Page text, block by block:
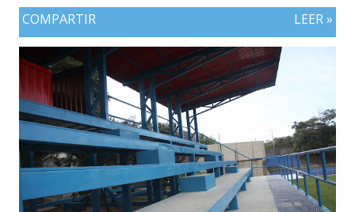
especialmente futbolera para los aficionados
guatemaltecos. Antigua GFC llega al partido como el
equipo más regular del torneo tras g
COMPARTIR LEER »